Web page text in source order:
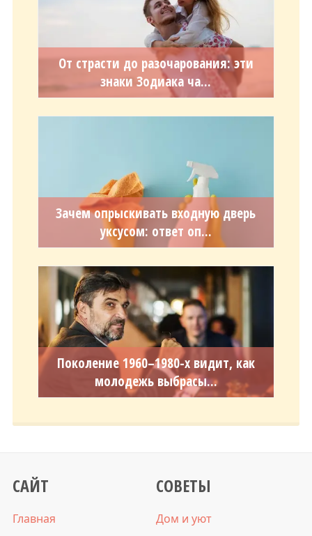
От страсти до разочарования: эти
знаки Зодиака ча...
Зачем опрыскивать входную дверь
уксусом: ответ оп...
Поколение 1960–1980-х видит, как
молодежь выбрасы...
САЙТ
Главная
СОВЕТЫ
Дом и уют